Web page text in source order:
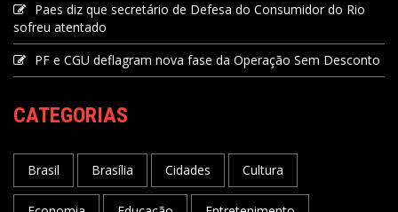
Paes diz que secretário de Defesa do Consumidor do Rio
sofreu atentado
PF e CGU deflagram nova fase da Operação Sem Desconto
CATEGORIAS
Brasil Brasília Cidades Cultura